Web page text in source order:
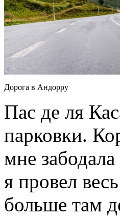
Дорога в Андорру
Пас де ля
парковки.
мне
я провел
больше там